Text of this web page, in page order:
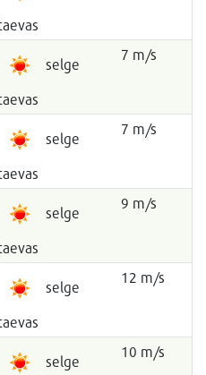
selge
7 m/s
selge
7 m/s
selge
9 m/s
selge
12 m/s
selge
10 m/s